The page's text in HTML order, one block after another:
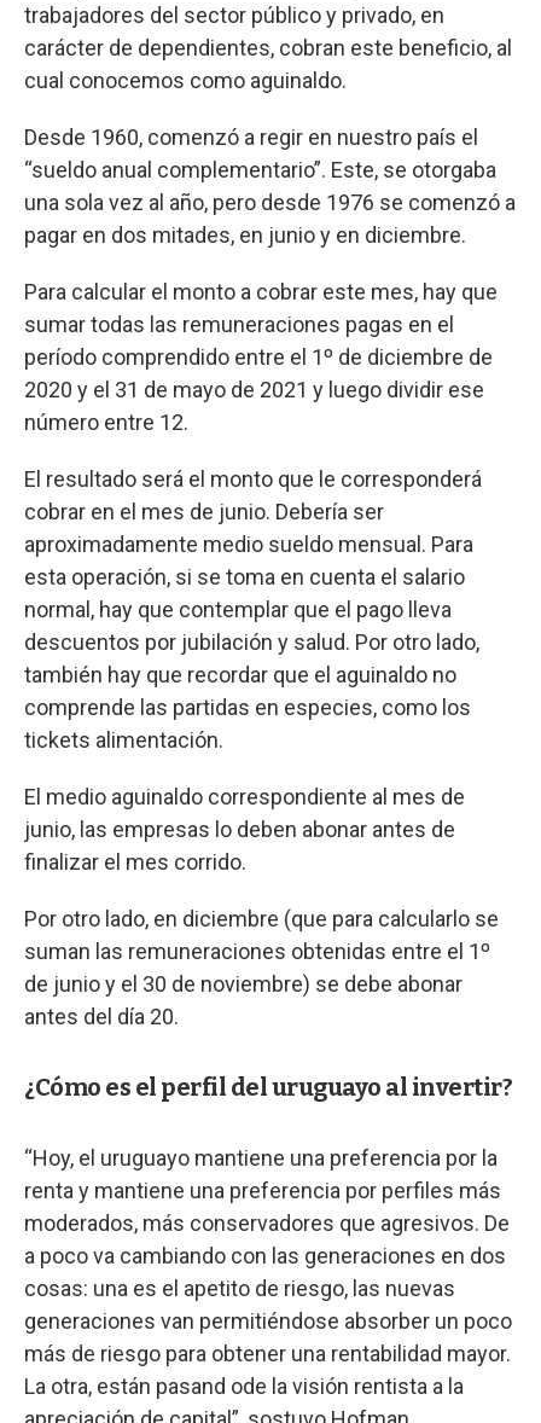
trabajadores del sector público y privado, en
carácter de dependientes, cobran este beneficio, al
cual conocemos como aguinaldo.
Desde 1960, comenzó a regir en nuestro país el
“sueldo anual complementario”. Este, se otorgaba
una sola vez al año, pero desde 1976 se comenzó a
pagar en dos mitades, en junio y en diciembre.
Para calcular el monto a cobrar este mes, hay que
sumar todas las remuneraciones pagas en el
período comprendido entre el 1º de diciembre de
2020 y el 31 de mayo de 2021 y luego dividir ese
número entre 12.
El resultado será el monto que le corresponderá
cobrar en el mes de junio. Debería ser
aproximadamente medio sueldo mensual. Para
esta operación, si se toma en cuenta el salario
normal, hay que contemplar que el pago lleva
descuentos por jubilación y salud. Por otro lado,
también hay que recordar que el aguinaldo no
comprende las partidas en especies, como los
tickets alimentación.
El medio aguinaldo correspondiente al mes de
junio, las empresas lo deben abonar antes de
finalizar el mes corrido.
Por otro lado, en diciembre (que para calcularlo se
suman las remuneraciones obtenidas entre el 1º
de junio y el 30 de noviembre) se debe abonar
antes del día 20.
¿Cómo es el perfil del uruguayo al invertir?
“Hoy, el uruguayo mantiene una preferencia por la
renta y mantiene una preferencia por perfiles más
moderados, más conservadores que agresivos. De
a poco va cambiando con las generaciones en dos
cosas: una es el apetito de riesgo, las nuevas
generaciones van permitiéndose absorber un poco
más de riesgo para obtener una rentabilidad mayor.
La otra, están pasand ode la visión rentista a la